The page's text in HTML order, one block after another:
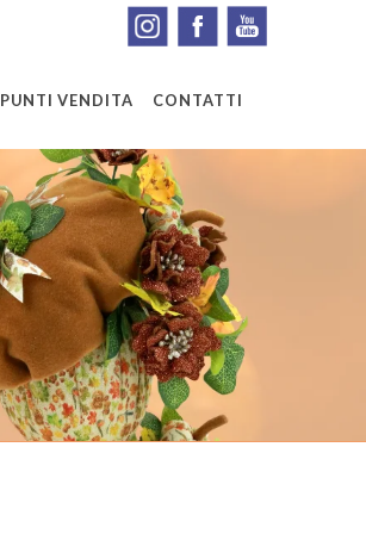
PUNTI VENDITA CONTATTI